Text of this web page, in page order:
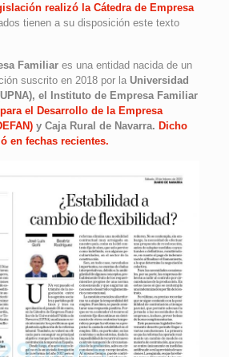
realizó la Cátedra de Empresa
tienen a su disposición este texto
Familiar es una entidad nacida de un
suscrito en 2018 por la Universidad
el Instituto de Empresa Familiar
el Desarrollo de la Empresa
y Caja Rural de Navarra. Dicho
en fechas recientes.